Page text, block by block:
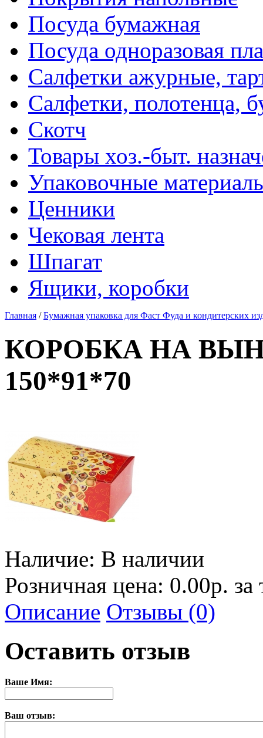
Посуда бумажная
Посуда одноразовая
Салфетки ажурные,
Салфетки, полотенца,
Скотч
Товары хоз.-быт.
Упаковочные
Ценники
Чековая лента
Шпагат
Ящики, коробки
Главная /Бумажная упаковка для Фаст Фуда и кондитерских
КОРОБКА НА
150*91*70
Наличие: В наличии
Розничная цена: 0.00р.
Описание Отзывы (0)
Оставить отзыв
Ваше Имя:
Ваш отзыв: